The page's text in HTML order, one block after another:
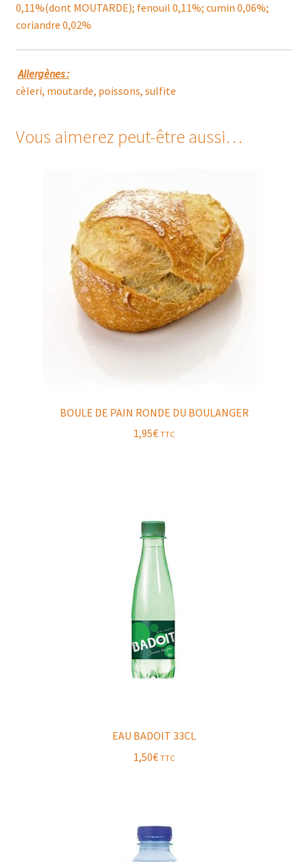
0,11%(dont MOUTARDE); fenouil 0,11%; cumin 0,06%;
coriandre 0,02%
Allergènes :
cèleri, moutarde, poissons, sulfite
Vous aimerez peut-être aussi…
BOULE DE PAIN RONDE DU BOULANGER
1,95€ TTC
EAU BADOIT 33CL
1,50€ TTC